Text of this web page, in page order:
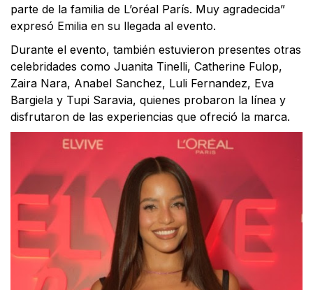
parte de la familia de L’oréal París. Muy agradecida”
expresó Emilia en su llegada al evento.
Durante el evento, también estuvieron presentes otras
celebridades como Juanita Tinelli, Catherine Fulop,
Zaira Nara, Anabel Sanchez, Luli Fernandez, Eva
Bargiela y Tupi Saravia, quienes probaron la línea y
disfrutaron de las experiencias que ofreció la marca.